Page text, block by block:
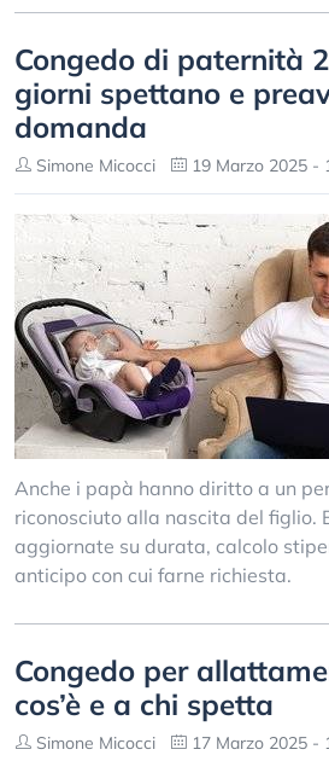
Congedo di paternità
giorni spettano e
domanda
Simone Micocci 19 Marzo 2025 -
Anche i papà hanno diritto a un
riconosciuto alla nascita del figlio.
aggiornate su durata, calcolo
anticipo con cui farne richiesta.
Congedo per
cos’è e a chi spetta
Simone Micocci 17 Marzo 2025 -